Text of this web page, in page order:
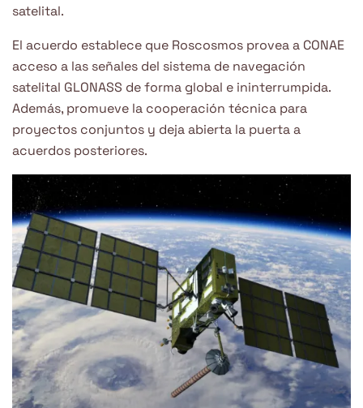
satelital.
El acuerdo establece que Roscosmos provea a CONAE
acceso a las señales del sistema de navegación
satelital GLONASS de forma global e ininterrumpida.
Además, promueve la cooperación técnica para
proyectos conjuntos y deja abierta la puerta a
acuerdos posteriores.